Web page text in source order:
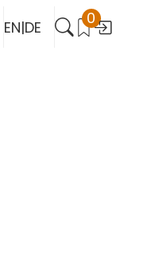
EN|DE 0